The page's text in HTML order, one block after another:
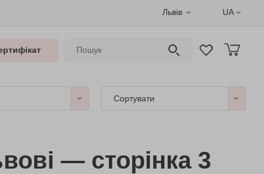
Львів UA
Сортувати
— сторінка 3